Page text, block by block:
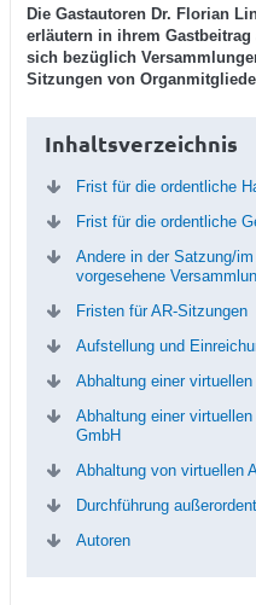
Die Gastautoren Dr. Florian
erläutern in ihrem
sich bezüglich
Sitzungen von
Inhaltsverzeichnis
Frist für die ordentliche
Frist für die ordentliche
Andere in der Satzung/
vorgesehene
Fristen für AR-Sitzungen
Aufstellung und
Abhaltung einer
Abhaltung einer
GmbH
Abhaltung von virtuellen
Durchführung
Autoren